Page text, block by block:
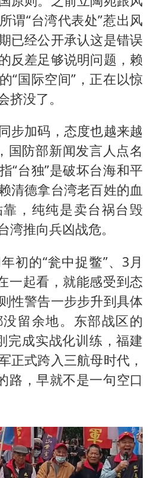
谓“台湾代表处”惹出风
已经公开承认这是错误
反差足够说明问题，赖
“国际空间”，正在以惊
挤没了。
步加码，态度也越来越
国防部新闻发言人点名
“台独”是破坏台海和平
清德拿台湾老百姓的血
，纯纯是卖台祸台毁
湾推向兵凶战危。
初的“瓮中捉鳖”、3月
一起看，就能感受到态
性警告一步步升到具体
留余地。东部战区的
完成实战化训练，福建
正式跨入三航母时代，
路，早就不是一句空口